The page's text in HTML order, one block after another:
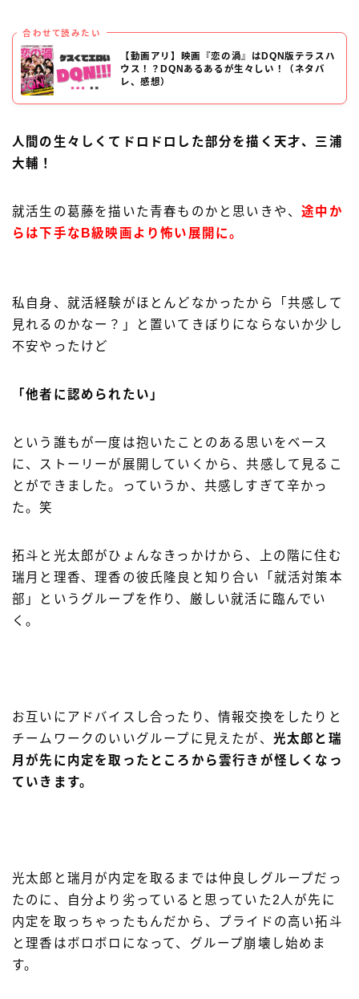
合わせて読みたい
【動画アリ】映画『恋の渦』はDQN版テラスハ
ウス！？DQNあるあるが生々しい！（ネタバ
レ、感想）
人間の生々しくてドロドロした部分を描く天才、三浦
大輔！
就活生の葛藤を描いた青春ものかと思いきや、途中か
らは下手なB級映画より怖い展開に。
私自身、就活経験がほとんどなかったから「共感して
見れるのかなー？」と置いてきぼりにならないか少し
不安やったけど
「他者に認められたい」
という誰もが一度は抱いたことのある思いをベース
に、ストーリーが展開していくから、共感して見るこ
とができました。っていうか、共感しすぎて辛かっ
た。笑
拓斗と光太郎がひょんなきっかけから、上の階に住む
瑞月と理香、理香の彼氏隆良と知り合い「就活対策本
部」というグループを作り、厳しい就活に臨んでい
く。
お互いにアドバイスし合ったり、情報交換をしたりと
チームワークのいいグループに見えたが、 光太郎と瑞
月が先に内定を取ったところから雲行きが怪しくなっ
ていきます。
光太郎と瑞月が内定を取るまでは仲良しグループだっ
たのに、自分より劣っていると思っていた2人が先に
内定を取っちゃったもんだから、プライドの高い拓斗
と理香はボロボロになって、グループ崩壊し始めま
す。